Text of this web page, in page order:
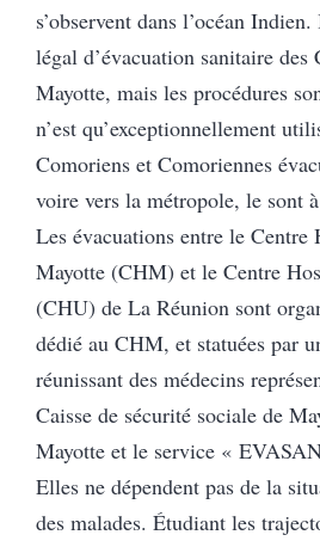
s’observent dans l’océan
légal d’évacuation sanitaire des
Mayotte, mais les procédures
n’est qu’exceptionnellement
Comoriens et Comoriennes
voire vers la métropole, le sont
Les évacuations entre le Centre
Mayotte (CHM) et le Centre
(CHU) de La Réunion sont
dédié au CHM, et statuées par
réunissant des médecins
Caisse de sécurité sociale de
Mayotte et le service «
Elles ne dépendent pas de la
des malades. Étudiant les